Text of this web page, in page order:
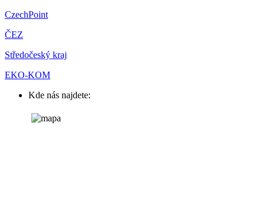
CzechPoint
ČEZ
Středočeský kraj
EKO-KOM
Kde nás najdete: